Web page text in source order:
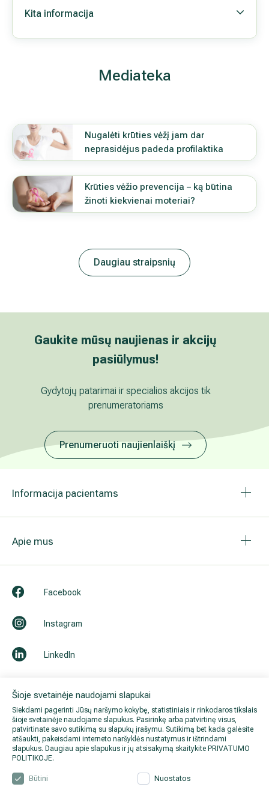
Šioje svetainėje naudojami slapukai
Siekdami pagerinti Jūsų naršymo kokybę, statistiniais ir rinkodaros tikslais
šioje svetainėje naudojame slapukus. Pasirinkę arba patvirtinę visus,
patvirtinate savo sutikimą su slapukų įrašymu. Sutikimą bet kada galėsite
atšaukti, pakeisdami interneto naršyklės nustatymus ir ištrindami
slapukus. Daugiau apie slapukus ir jų atsisakymą skaitykite PRIVATUMO
POLITIKOJE.
Būtini Nuostatos
Nugalėti krūties vėžį jam dar neprasidėjus
Gaukite mūsų naujienas ir akcijų pasiūlymus!
Prenumeruoti naujienlaiškį